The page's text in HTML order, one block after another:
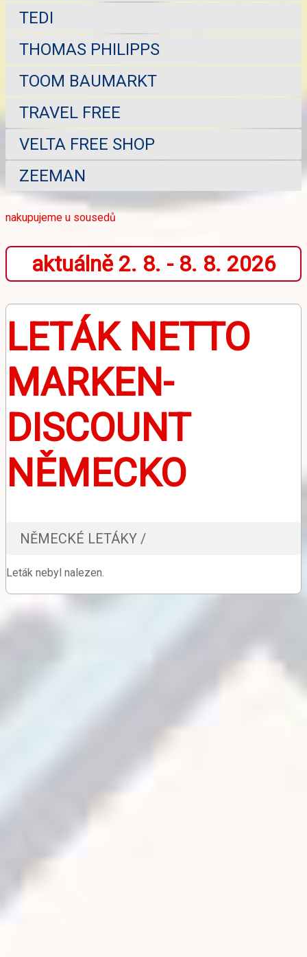
TEDI
THOMAS PHILIPPS
TOOM BAUMARKT
TRAVEL FREE
VELTA FREE SHOP
ZEEMAN
nakupujeme u sousedů
aktuálně 2. 8. - 8. 8. 2026
LETÁK NETTO
MARKEN-
DISCOUNT
NĚMECKO
NĚMECKÉ LETÁKY /
Leták nebyl nalezen.